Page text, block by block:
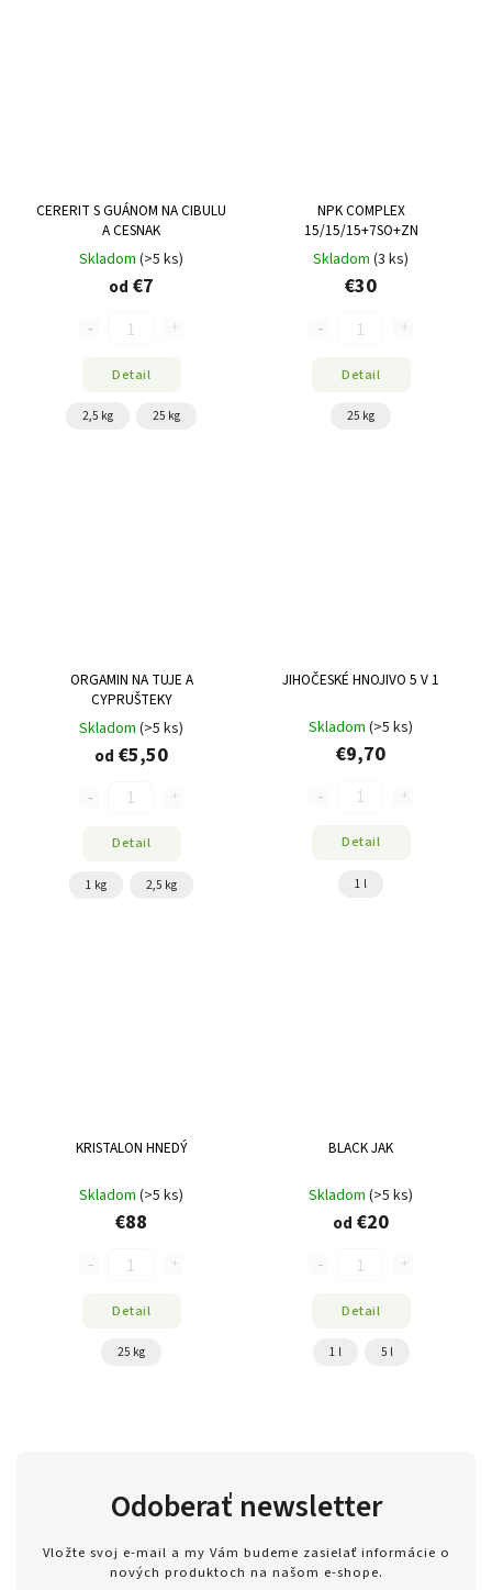
CERERIT S GUÁNOM NA CIBULU
A CESNAK
Skladom (>5 ks)
od €7
Detail
2,5 kg 25 kg
NPK COMPLEX
15/15/15+7SO+ZN
Skladom (3 ks)
€30
Detail
25 kg
ORGAMIN NA TUJE A
CYPRUŠTEKY
Skladom (>5 ks)
od €5,50
Detail
1 kg 2,5 kg
JIHOČESKÉ HNOJIVO 5 V 1
Skladom (>5 ks)
€9,70
Detail
1 l
KRISTALON HNEDÝ
Skladom (>5 ks)
€88
Detail
25 kg
BLACK JAK
Skladom (>5 ks)
od €20
Detail
1 l 5 l
Odoberať newsletter
Vložte svoj e-mail a my Vám budeme zasielať informácie o
nových produktoch na našom e-shope.